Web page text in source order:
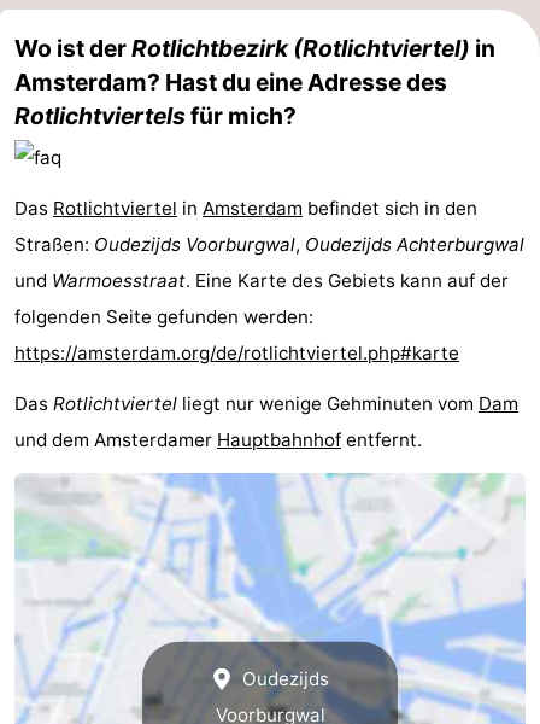
Spezial
Kanale
Coffeeshops
Homohauptstadt
Rotlichtviertel
Geschichte
Stadt
der
Diamante
Plätze
im
Zentrum
Gärten
und
Stadtviertel
-
Nordholland
Wo ist derRotlichtbezirk (Rotlichtviertel) in
Amsterdam? Hast du eine Adresse des
Rotlichtviertelsfür mich?
Das Rotlichtviertel in Amsterdam befindet sich in den
Straßen: Oudezijds Voorburgwal, Oudezijds Achterburgwal
und Warmoesstraat. Eine Karte des Gebiets kann auf der
folgenden Seite gefunden werden:
https://amsterdam.org/de/rotlichtviertel.php#karte
Das Rotlichtviertel liegt nur wenige Gehminuten vom Dam
und dem Amsterdamer Hauptbahnhof entfernt.
Oudezijds
Voorburgwal